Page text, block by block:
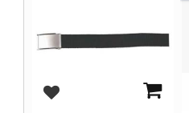
Add to favorites